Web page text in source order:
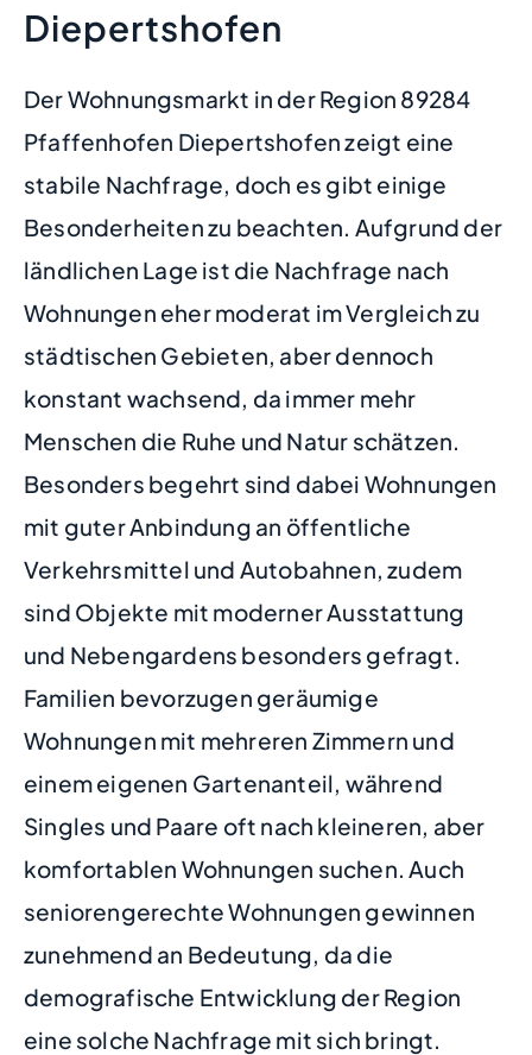
Diepertshofen
Der Wohnungsmarkt in der Region 89284
Pfaffenhofen Diepertshofen zeigt eine
stabile Nachfrage, doch es gibt einige
Besonderheiten zu beachten. Aufgrund der
ländlichen Lage ist die Nachfrage nach
Wohnungen eher moderat im Vergleich zu
städtischen Gebieten, aber dennoch
konstant wachsend, da immer mehr
Menschen die Ruhe und Natur schätzen.
Besonders begehrt sind dabei Wohnungen
mit guter Anbindung an öffentliche
Verkehrsmittel und Autobahnen, zudem
sind Objekte mit moderner Ausstattung
und Nebengardens besonders gefragt.
Familien bevorzugen geräumige
Wohnungen mit mehreren Zimmern und
einem eigenen Gartenanteil, während
Singles und Paare oft nach kleineren, aber
komfortablen Wohnungen suchen. Auch
seniorengerechte Wohnungen gewinnen
zunehmend an Bedeutung, da die
demografische Entwicklung der Region
eine solche Nachfrage mit sich bringt.